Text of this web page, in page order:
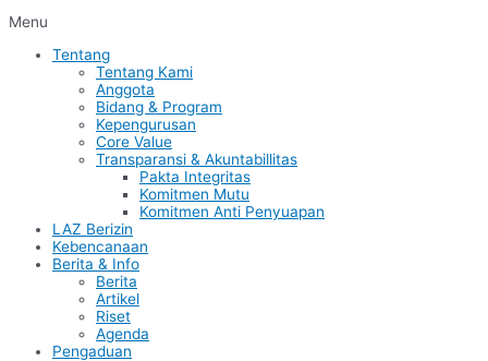
Menu
Tentang
Tentang Kami
Anggota
Bidang & Program
Kepengurusan
Core Value
Transparansi & Akuntabillitas
Pakta Integritas
Komitmen Mutu
Komitmen Anti Penyuapan
LAZ Berizin
Kebencanaan
Berita & Info
Berita
Artikel
Riset
Agenda
Pengaduan